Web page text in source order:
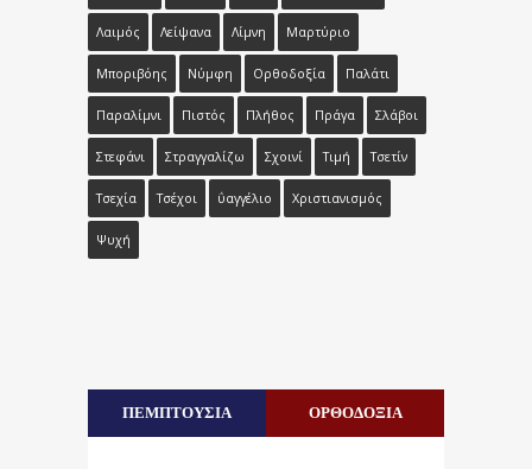
Λαιμός Λείψανα Λίμνη Μαρτύριο
Μποριβόης Νύμφη Ορθοδοξία Παλάτι
Παραλίμνι Πιστός Πλήθος Πράγα Σλάβοι
Στεφάνι Στραγγαλίζω Σχοινί Τιμή Τσετίν
Τσεχία Τσέχοι Ϋ́αγγέλιο Χριστιανισμός
Ψυχή
ΠΕΜΠΤΟΥΣΙΑ ΟΡΘΟΔΟΞΙΑ